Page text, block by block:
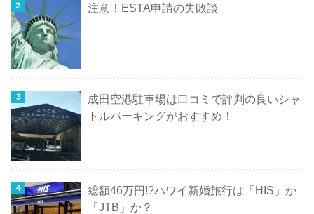
注意！ESTA申請の失敗談
成田空港駐車場は口コミで評判の良いシャ
トルパーキングがおすすめ！
総額46万円!?ハワイ新婚旅行は「HIS」か
「JTB」か？